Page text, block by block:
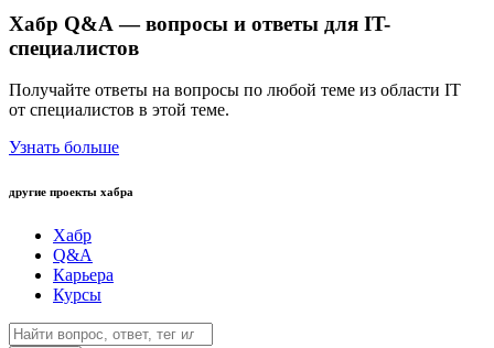
Хабр Q&A — вопросы и ответы для IT-
специалистов
Получайте ответы на вопросы по любой теме из области IT
от специалистов в этой теме.
Узнать больше
другие проекты хабра
Хабр
Q&A
Карьера
Курсы